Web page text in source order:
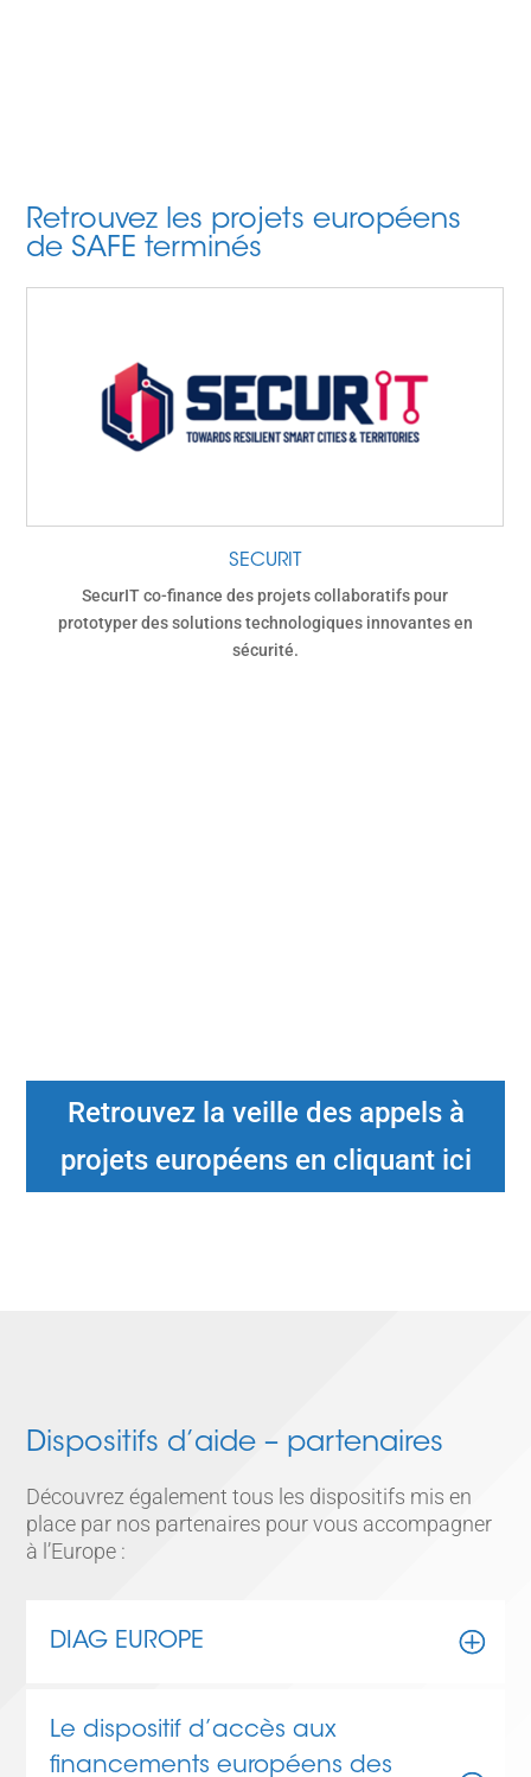
Retrouvez les projets européens
de SAFE terminés
SECURIT
SecurIT co-finance des projets collaboratifs pour
prototyper des solutions technologiques innovantes en
sécurité.
Retrouvez la veille des appels à
projets européens en cliquant ici
Dispositifs d’aide – partenaires
Découvrez également tous les dispositifs mis en
place par nos partenaires pour vous accompagner
à l’Europe :
DIAG EUROPE
Le dispositif d’accès aux
financements européens des